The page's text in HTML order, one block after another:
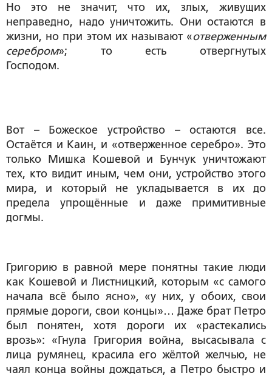
Но это не значит, что их, злых, живущих
неправедно, надо уничтожить. Они остаются в
жизни, но при этом их называют «отверженным
серебром»; то есть отвергнутых
Господом.
Вот – Божеское устройство – остаются все.
Остаётся и Каин, и «отверженное серебро». Это
только Мишка Кошевой и Бунчук уничтожают
тех, кто видит иным, чем они, устройство этого
мира, и который не укладывается в их до
предела упрощённые и даже примитивные
догмы.
Григорию в равной мере понятны такие люди
как Кошевой и Листницкий, которым «с самого
начала всё было ясно», «у них, у обоих, свои
прямые дороги, свои концы»… Даже брат Петро
был понятен, хотя дороги их «растекались
врозь»: «Гнула Григория война, высасывала с
лица румянец, красила его жёлтой желчью, не
чаял конца войны дождаться, а Петро быстро и